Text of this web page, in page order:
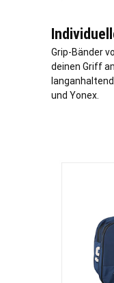
Grip-Bänder
deinen Griff
und Yonex.